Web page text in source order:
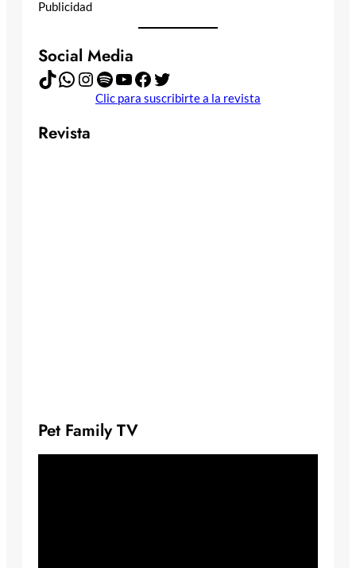
Publicidad
Social Media
TikTok WhatsApp Instagram Spotify YouTube Facebook Twitter
Clic para suscribirte a la revista
Revista
Pet Family TV